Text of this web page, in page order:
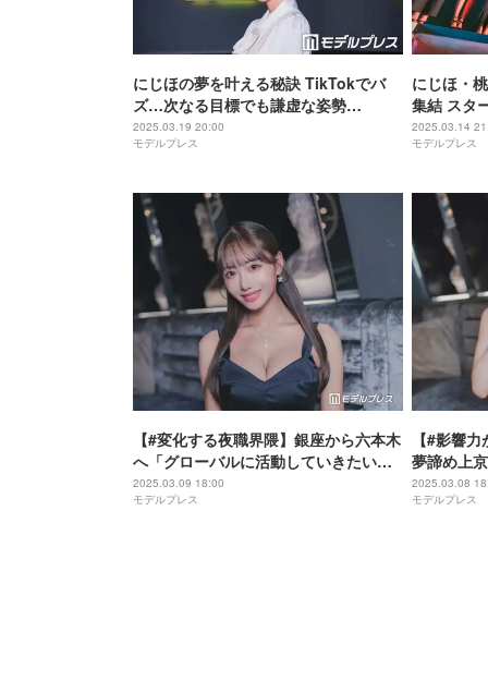
にじほの夢を叶える秘訣 TikTokでバ
ズ…次なる目標でも謙虚な姿勢
【FABRIC STAR CAST AWARD
2025】
2025.03.19 20:00
モデルプレス
にじほ・
集結 スタ
賞【
2025】
2025.03.14
モデルプレス
【#変化する夜職界隈】銀座から六本木
へ「グローバルに活動していきたい」
売れるキャバ嬢を目指す、ゆりかの覚
悟──東京・六本木「FABRIC LOUNGE
2025.03.09 18:00
モデルプレス
【#影響
夢諦め上
ブ配信 両
す──東京
2025.03.08
モデルプレス